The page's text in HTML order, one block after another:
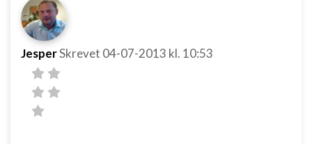
JesperSkrevet 04-07-2013 kl. 10:53